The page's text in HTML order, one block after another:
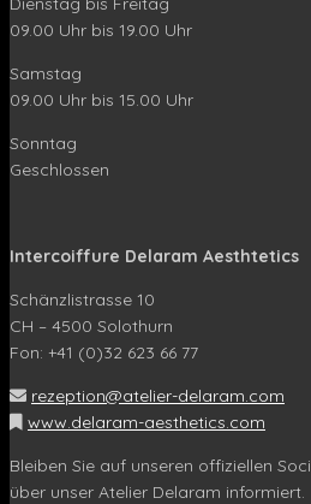
09.00 Uhr bis 19.00 Uhr
Samstag
09.00 Uhr bis 15.00 Uhr
Sonntag
Geschlossen
Intercoiffure Delaram Aesthtetics
Schänzlistrasse 10
CH – 4500 Solothurn
Fon: +41 (0)32 623 66 77
rezeption@atelier-delaram.com
www.delaram-aesthetics.com
Bleiben Sie auf unseren offiziellen
über unser Atelier Delaram informiert.